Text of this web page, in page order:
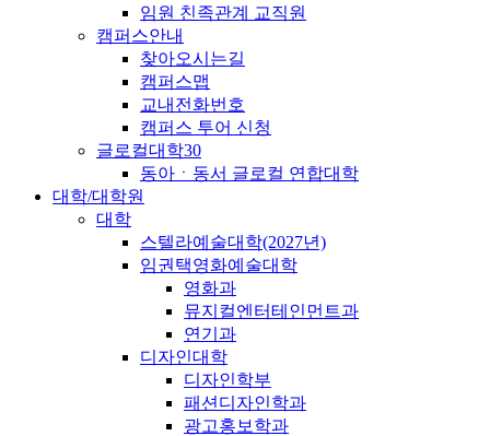
임원 친족관계 교직원
캠퍼스안내
찾아오시는길
캠퍼스맵
교내전화번호
캠퍼스 투어 신청
글로컬대학30
동아ㆍ동서 글로컬 연합대학
대학/대학원
대학
스텔라예술대학(2027년)
임권택영화예술대학
영화과
뮤지컬엔터테인먼트과
연기과
디자인대학
디자인학부
패션디자인학과
광고홍보학과